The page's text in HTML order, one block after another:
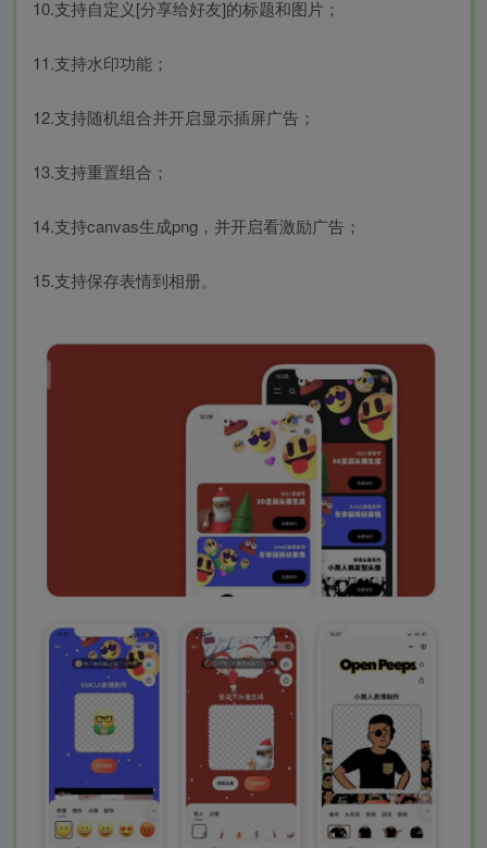
10.支持自定义[分享给好友]的标题和图片；
11.支持水印功能；
12.支持随机组合并开启显示插屏广告；
13.支持重置组合；
14.支持canvas生成png，并开启看激励广告；
15.支持保存表情到相册。